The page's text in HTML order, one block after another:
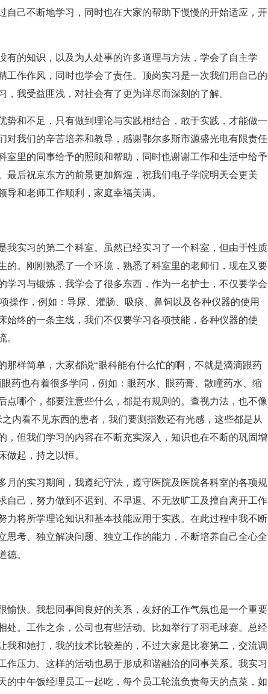
自己不断地学习，同时也在大家的帮助下慢慢的开始适应，开
的知识，以及为人处事的许多道理与方法，学会了自主学
工作作风，同时也学会了责任。顶岗实习是一次我们用自己的
我受益匪浅，对社会有了更为详尽而深刻的了解。
和不足，只有做到理论与实践相结合，敢于实践，才能做一
对我们的辛苦培养和教导，感谢鄂尔多斯市源盛光电有限责任
室里的同事给予的照顾和帮助，同时也谢谢工作和生活中给予
最后祝京东方的前景更加辉煌，祝我们电子学院明天会更美
和老师工作顺利，家庭幸福美满。
实习的第二个科室。虽然已经实习了一个科室，但由于性质
的。刚刚熟悉了一个环境，熟悉了科室里的老师们，现在又要
学习与锻炼，我学会了很多东西，作为一名护士，不仅要学会
操作，例如：导尿、灌肠、吸痰、鼻饲以及各种仪器的使用
始终的一条主线，我们不仅要学习各项技能，各种仪器的使
。
样简单，大家都说“眼科能有什么忙的啊，不就是滴滴跟药
药也有着很多学问，例如：眼药水、眼药膏、散瞳药水、缩
点哪个，都要注意些什么，都是有规则的。查视力法，也不像
内看不见东西的患者，我们要测指数还有光感，这些都是从
，但我们学习的内容在不断充实深入，知识也在不断的巩固增
做起，持之以恒。
的实习期间，我遵纪守法，遵守医院及医院各科室的各项规
自己，努力做到不迟到、不早退、不无故旷工及擅自离开工作
力将所学理论知识和基本技能应用于实践。在此过程中我不断
思考、独立解决问题、独立工作的能力，不断培养自己全心全
德。
快。我想同事间良好的关系，友好的工作气氛也是一个重要
处。工作之余，公司也有些活动。比如举行了羽毛球赛。总经
我和她打，我的技术比较差的，不过大家是比赛第二，交流调
作压力。这样的活动也易于形成和谐融洽的同事关系。我实习
的中午饭经理员工一起吃，每个员工轮流负责每天的点菜，如